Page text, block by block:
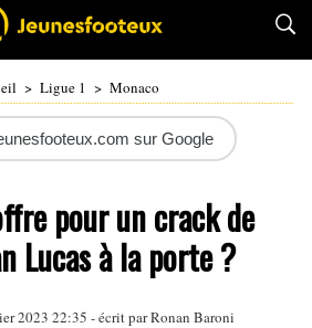
> Ligue 1 > Monaco
sur Google
pour un crack de
Lucas à la porte ?
2023 22:35 - écrit parRonan Baroni